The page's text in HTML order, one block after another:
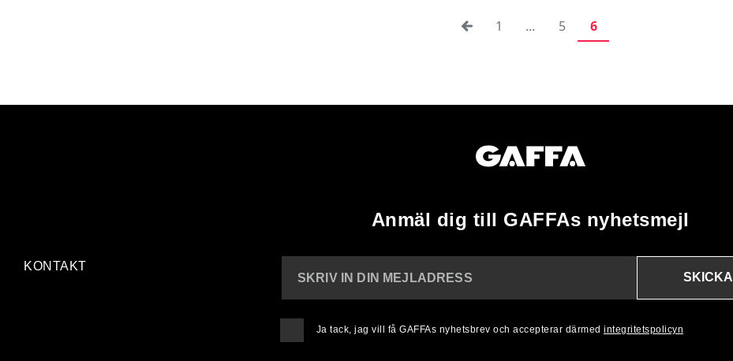
1 ... 5 6
Anmäl dig till GAFFAs nyhetsmejl
KONTAKT
SKRIV IN DIN MEJLADRESS
SKICKA
Ja tack, jag vill få GAFFAs nyhetsbrev och accepterar därmed integritetspolicyn